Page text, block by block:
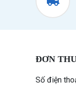
ĐƠN
Số điện